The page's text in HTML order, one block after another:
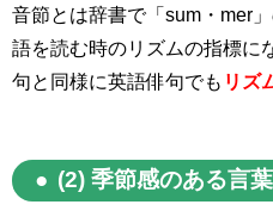
音節とは辞書で「 sum ・ mer
語を読む時のリズムの指標に
句と同様に英語俳句でも リズ
(2) 季節感のある言